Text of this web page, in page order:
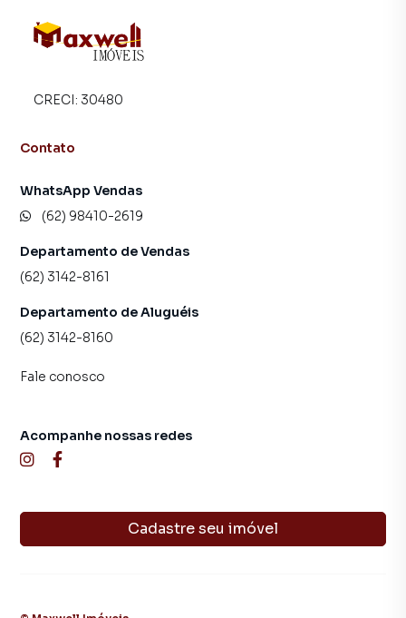
CRECI: 30480
Contato
WhatsApp Vendas
(62) 98410-2619
Departamento de Vendas
(62) 3142-8161
Departamento de Aluguéis
(62) 3142-8160
Fale conosco
Cadastre seu imóvel
Acompanhe nossas redes